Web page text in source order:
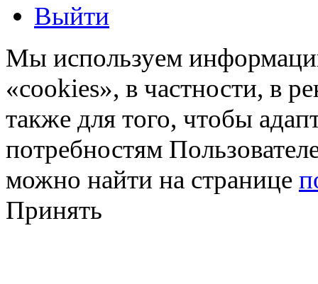
Выйти
Мы используем
«cookies», в частности, в
также для того, чтобы
потребностям
можно найти на странице
Принять